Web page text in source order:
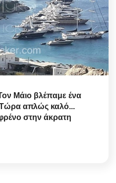
Μάιο βλέπαμε ένα
Τώρα απλώς καλό...
στην άκρατη